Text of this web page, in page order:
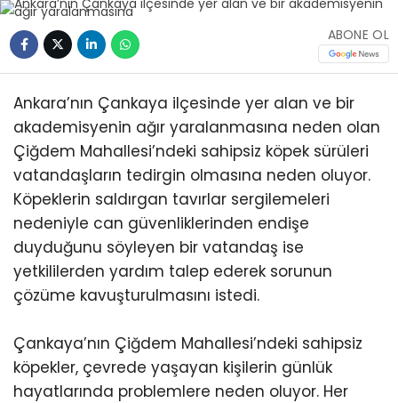
ABONE OL
Ankara’nın Çankaya ilçesinde yer alan ve bir
akademisyenin ağır yaralanmasına neden olan
Çiğdem Mahallesi’ndeki sahipsiz köpek sürüleri
vatandaşların tedirgin olmasına neden oluyor.
Köpeklerin saldırgan tavırlar sergilemeleri
nedeniyle can güvenliklerinden endişe
duyduğunu söyleyen bir vatandaş ise
yetkililerden yardım talep ederek sorunun
çözüme kavuşturulmasını istedi.
Çankaya’nın Çiğdem Mahallesi’ndeki sahipsiz
köpekler, çevrede yaşayan kişilerin günlük
hayatlarında problemlere neden oluyor. Her